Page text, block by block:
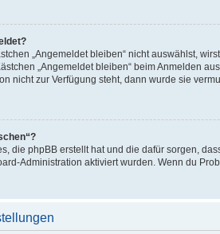
„Angemeldet bleiben“ nicht auswählst,
„Angemeldet bleiben“ beim Anmelden
nicht zur Verfügung steht, dann wurde sie
die phpBB erstellt hat und die dafür sorgen,
Administration aktiviert wurden. Wenn du